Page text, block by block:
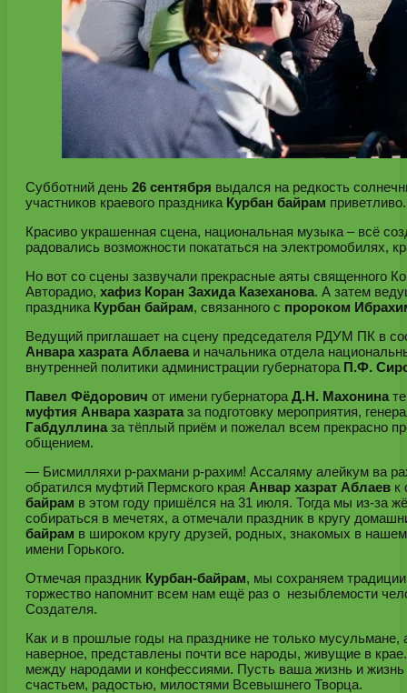
Субботний день 26 сентября выдался на редкость
участников краевого праздника Курбан байрам приветливо.
Красиво украшенная сцена, национальная музыка – всё
радовались возможности покататься на электромобилях,
Но вот со сцены зазвучали прекрасные аяты священного
Авторадио, хафиз Коран Захида Казеханова. А затем
праздника Курбан байрам, связанного с пророком
Ведущий приглашает на сцену председателя РДУМ ПК в
Анвара хазрата Аблаева и начальника отдела
внутренней политики администрации губернатора П.Ф.
Павел Фёдорович от имени губернатора Д.Н. Махонина
муфтия Анвара хазрата за подготовку мероприятия,
Габдуллина за тёплый приём и пожелал всем прекрасно
общением.
— Бисмилляхи р-рахмани р-рахим! Ассаляму алейкум ва
обратился муфтий Пермского края Анвар хазрат Аблаев к
байрам в этом году пришёлся на 31 июля. Тогда мы из-за
собираться в мечетях, а отмечали праздник в кругу
байрам в широком кругу друзей, родных, знакомых в
имени Горького.
Отмечая праздник Курбан-байрам, мы сохраняем
торжество напомнит всем нам ещё раз о незыблемости
Создателя.
Как и в прошлые годы на празднике не только мусульмане,
наверное, представлены почти все народы, живущие в
между народами и конфессиями. Пусть ваша жизнь и
счастьем, радостью, милостями Всевышнего Творца.